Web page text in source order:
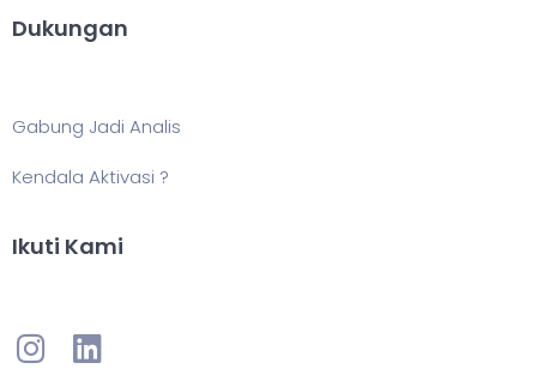
Dukungan
Gabung Jadi Analis
Kendala Aktivasi ?
Ikuti Kami